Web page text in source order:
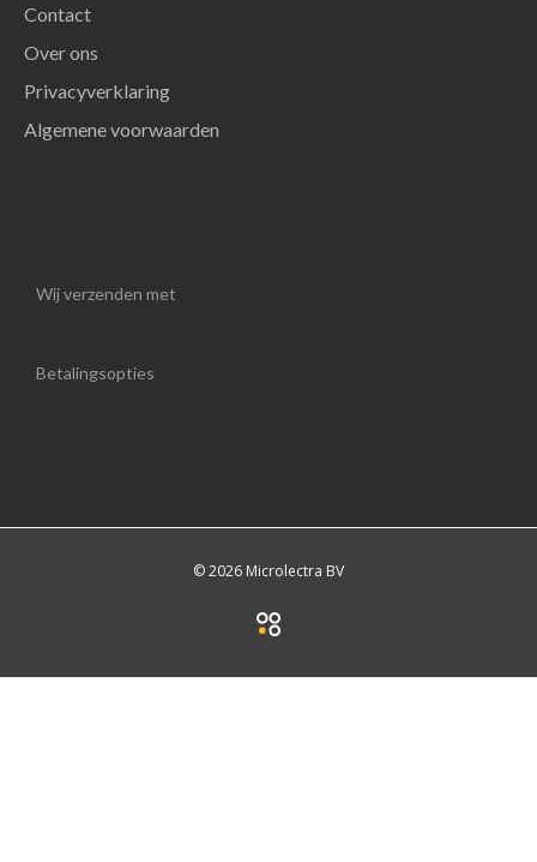
Contact
Over ons
Privacyverklaring
Algemene voorwaarden
Wij verzenden met
Betalingsopties
© 2026 Microlectra BV